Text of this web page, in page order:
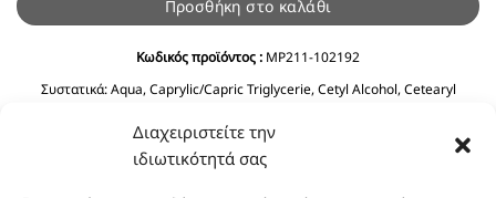
Διαχειριστείτε την
ιδιωτικότητά σας
Προσθήκη στο καλάθι
Κωδικός προϊόντος : MP211-102192
Συστατικά:Aqua, Caprylic/Capric Triglycerie, Cetyl Alcohol, Cetearyl
Amygdalus Dulcis Oil, Cyclopentasiloxane, Phenoxyethanol, Ceteareth-20,
Olea Europaea Fruit Oil, Dimethicone, Ethylhexyglycerin, Imidazolidinyl
Urea, Polyquaternium-39, Panthenol, BHT, Sodium Benzoate, Citric Acid.